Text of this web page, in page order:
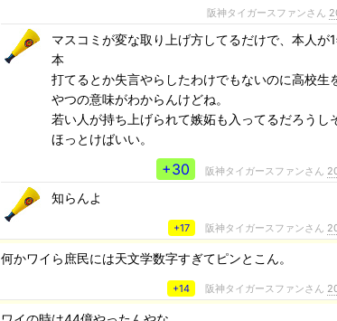
阪神タイガースファンさん
マスコミが変な取り上げ方してるだけで、本人が
本
打てるとか失言やらしたわけでもないのに高校生
やつの意味がわからんけどね。
若い人が持ち上げられて嫉妬も入ってるだろうし
ほっとけばいい。
+30 阪神タイガースファンさん
知らんよ
+17 阪神タイガースファンさん
何かワイら庶民には天文学数字すぎてピンとこん。
+14 阪神タイガースファンさん